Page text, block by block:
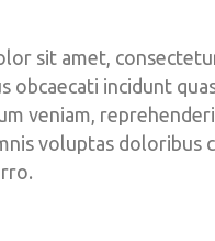
sit amet,
obcaecati incidunt
veniam,
voluptas doloribus